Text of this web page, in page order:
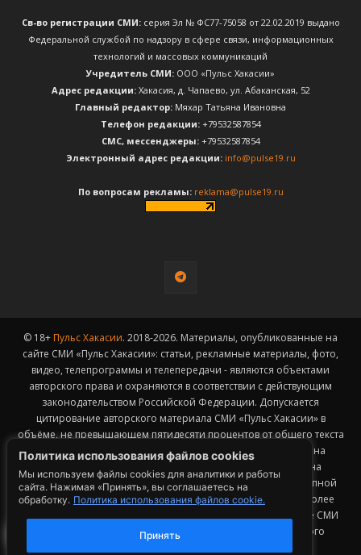
Политика использования файлов cookies
Мы используем файлы cookies для аналитики и работы
сайта. Нажимая «Принять», вы соглашаетесь на
обработку. Политика использования файлов cookie.
Принять
Св-во регистрации СМИ:серия Эл № ФС77-75058 от 22.02.2019 выдано
Федеральной службой по надзору в сфере связи, информационных
технологий и массовых коммуникаций
Учредитель СМИ: ООО «Пульс Хакасии»
Адрес редакции:Хакасия, д. Чапаево, ул. Абаканская, 52
Главный редактор: Мяхар Татьяна Ивановна
Телефон редакции:+79532587854
CМС, мессенджеры:+79532587854
Электронный адрес редакции: info@pulse19.ru
По вопросам рекламы: reklama@pulse19.ru
© 18+ Пульс Хакасии. 2018-2026. Материалы, опубликованные на
сайте СМИ «Пульс Хакасии»: статьи, рекламные материалы, фото,
видео, телепрограммы и телепередачи - являются объектами
авторского права и охраняются в соответствии с действующим
законодательством Российской Федерации. Допускается
цитирование авторского материала СМИ «Пульс Хакасии» в
объёме, не превышающем пятидесяти процентов от общего текста
публикации с обязательным размещением гиперссылки на
страницу заимствования материала. Гиперссылка должна
размещаться в тексте цитируемого материала и быть доступной
для индексации поисковыми системами. Заимствование более
50% общего объема материала, опубликованного на сайте СМИ
«Пульс Хакасии», возможно исключительно с письменного